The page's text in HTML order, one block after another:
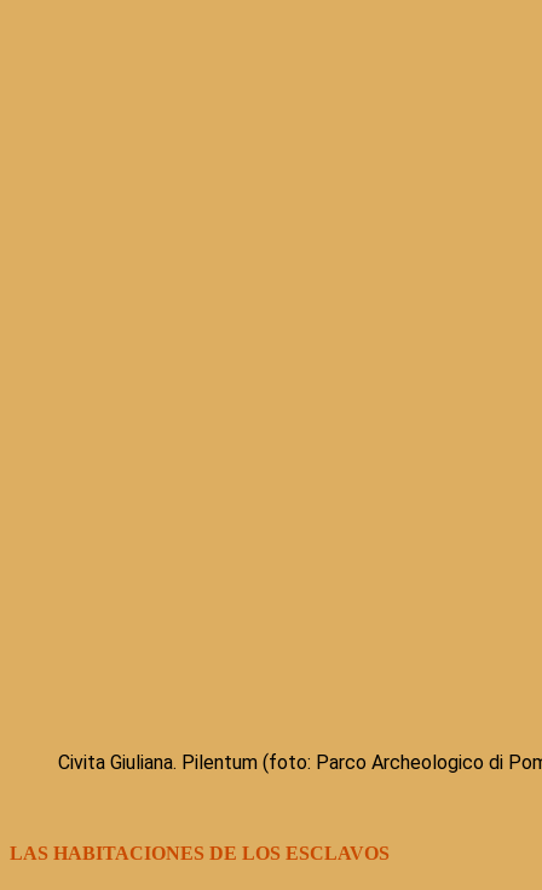
Civita Giuliana. Pilentum (foto: Parco Archeologico di
LAS HABITACIONES DE LOS ESCLAVOS